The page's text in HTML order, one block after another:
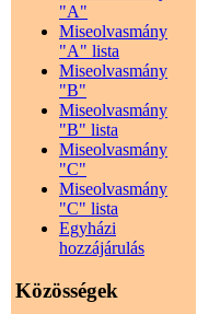
"A"
Miseolvasmány
"A" lista
Miseolvasmány
"B"
Miseolvasmány
"B" lista
Miseolvasmány
"C"
Miseolvasmány
"C" lista
Egyházi
hozzájárulás
Közösségek